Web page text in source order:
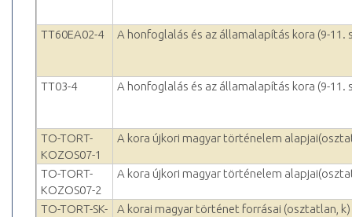
TT60EA02-4 A honfoglalás és az államalapítás kora (9-11.
TT03-4 A honfoglalás és az államalapítás kora (9-11.
TO-TORT-
KOZOS07-1
A kora újkori magyar történelem
TO-TORT-
KOZOS07-2
A kora újkori magyar történelem
TO-TORT-SK-
A korai magyar történet forrásai (osztatlan, k)